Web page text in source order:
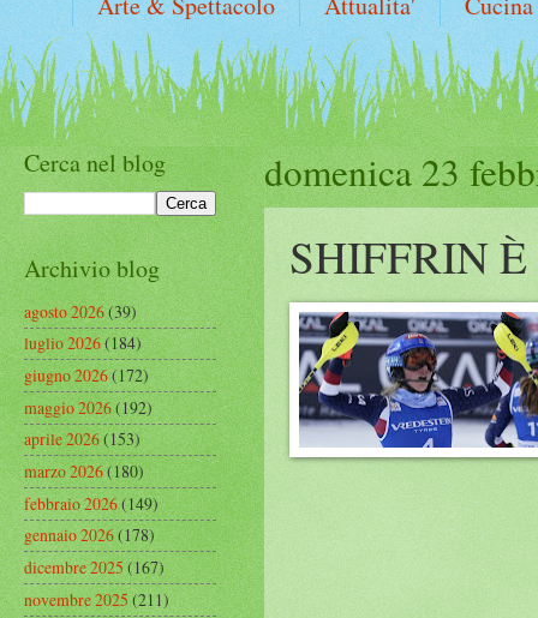
domenica 23
SHIFFRIN
Cerca nel blog
Archivio blog
agosto 2026(39)
luglio 2026(184)
giugno 2026(172)
maggio 2026(192)
aprile 2026(153)
marzo 2026(180)
febbraio 2026(149)
gennaio 2026(178)
dicembre 2025(167)
novembre 2025(211)